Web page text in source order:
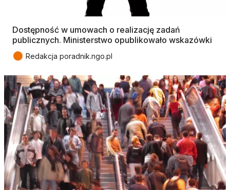
Dostępność w umowach o realizację zadań
publicznych. Ministerstwo opublikowało wskazówki
● Redakcja poradnik.ngo.pl